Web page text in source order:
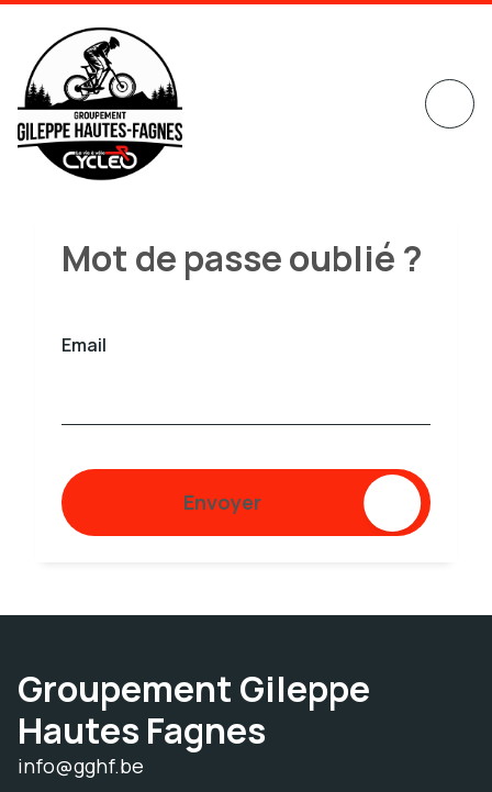
Mot de passe oublié ?
Email
Envoyer
Groupement Gileppe
Hautes Fagnes
info@gghf.be